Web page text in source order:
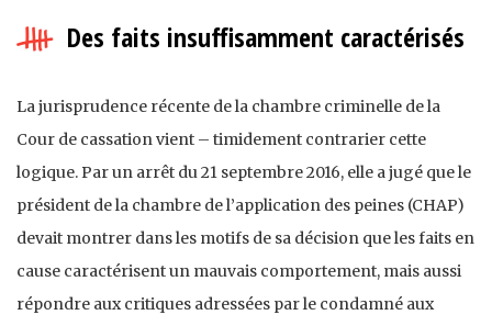
Des faits insuffisamment caractérisés
La jurisprudence récente de la chambre criminelle de la
Cour de cassation vient – timidement contrarier cette
logique. Par un arrêt du 21 septembre 2016, elle a jugé que le
président de la chambre de l’application des peines (CHAP)
devait montrer dans les motifs de sa décision que les faits en
cause caractérisent un mauvais comportement, mais aussi
répondre aux critiques adressées par le condamné aux